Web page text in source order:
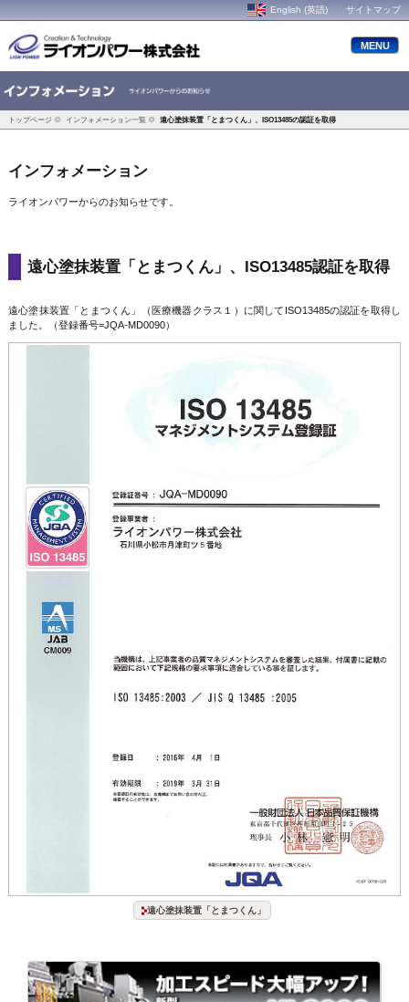
English (英語) サイトマップ
MENU
トップページ インフォメーション一覧 遠心塗抹装置「とまつくん」、ISO13485の認証を取得
インフォメーション
ライオンパワーからのお知らせです。
遠心塗抹装置「とまつくん」、ISO13485認証を取得
遠心塗抹装置「とまつくん」（医療機器クラス１）に関してISO13485の認証を取得し
ました。（登録番号=JQA-MD0090）
遠心塗抹装置「とまつくん」